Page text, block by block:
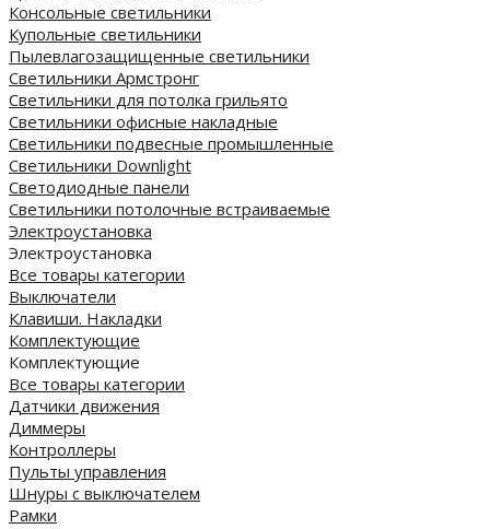
Консольные светильники
Купольные светильники
Пылевлагозащищенные светильники
Светильники Армстронг
Светильники для потолка грильято
Светильники офисные накладные
Светильники подвесные промышленные
Светильники Downlight
Светодиодные панели
Cветильники потолочные встраиваемые
Электроустановка
Электроустановка
Все товары категории
Выключатели
Клавиши. Накладки
Комплектующие
Комплектующие
Все товары категории
Датчики движения
Диммеры
Контроллеры
Пульты управления
Шнуры с выключателем
Рамки